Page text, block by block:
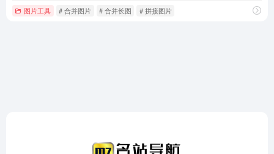
图片工具 # 合并图片 # 合并长图 # 拼接图片